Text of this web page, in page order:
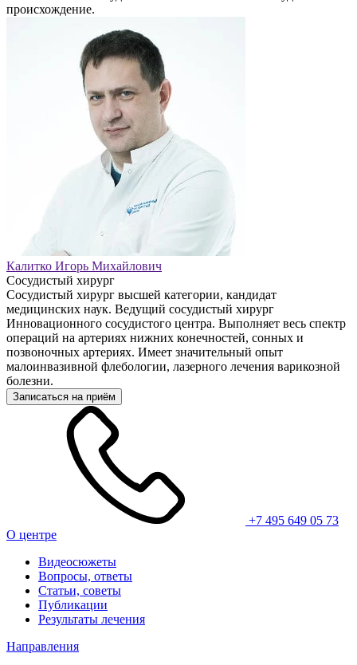
происхождение.
Калитко Игорь Михайлович
Сосудистый хирург
Сосудистый хирург высшей категории, кандидат
медицинских наук. Ведущий сосудистый хирург
Инновационного сосудистого центра. Выполняет весь спектр
операций на артериях нижних конечностей, сонных и
позвоночных артериях. Имеет значительный опыт
малоинвазивной флебологии, лазерного лечения варикозной
болезни.
Записаться на приём
+7 495 649 05 73
О центре
Видеосюжеты
Вопросы, ответы
Статьи, советы
Публикации
Результаты лечения
Направления